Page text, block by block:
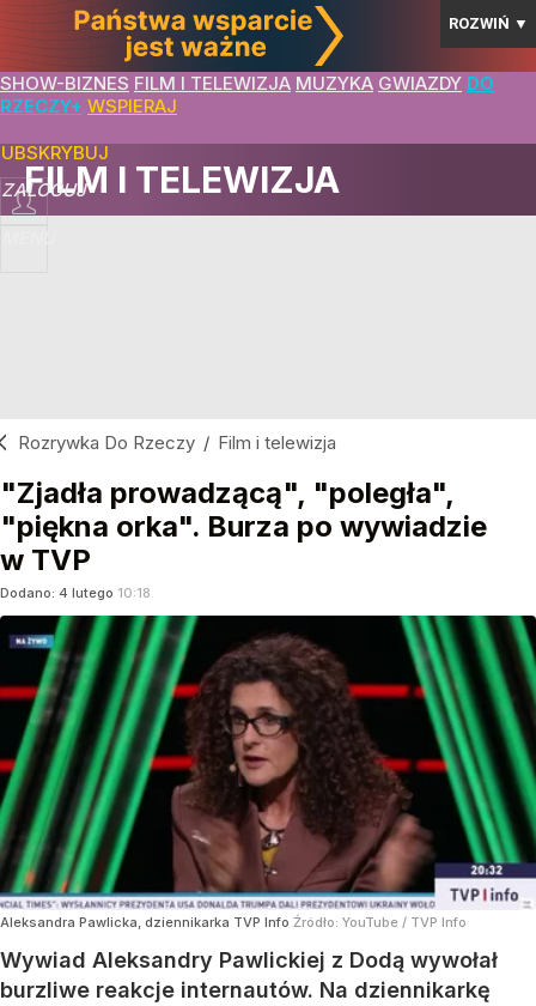
ROZWIŃ ▼
SHOW-BIZNES FILM I TELEWIZJA MUZYKA GWIAZDY DO
RZECZY+ WSPIERAJ
ZALOGUJ
FILM I TELEWIZJA
Rozrywka Do Rzeczy / Film i telewizja
"Zjadła prowadzącą", "poległa",
"piękna orka". Burza po wywiadzie
w TVP
Dodano: 4 lutego 10:18
Aleksandra Pawlicka, dziennikarka TVP Info Źródło: YouTube / TVP Info
Wywiad Aleksandry Pawlickiej z Dodą wywołał
burzliwe reakcje internautów. Na dziennikarkę